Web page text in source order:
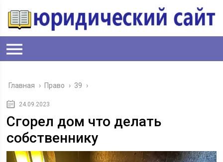
Главная › Право › 39 ›
24.09.2023
Сгорел дом что делать
собственнику